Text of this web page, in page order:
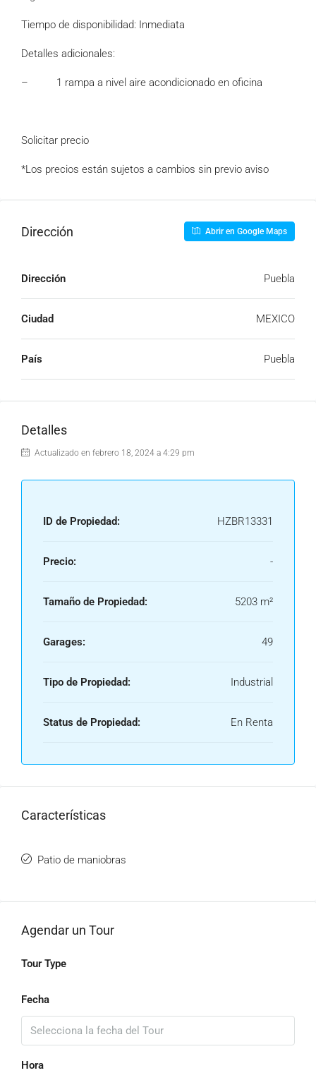
Tiempo de disponibilidad: Inmediata
Detalles adicionales:
– 1 rampa a nivel aire acondicionado en oficina
Solicitar precio
*Los precios están sujetos a cambios sin previo aviso
Dirección Abrir en Google Maps
Dirección Puebla
Ciudad MEXICO
País Puebla
Detalles
Actualizado en febrero 18, 2024 a 4:29 pm
ID de Propiedad: HZBR13331
Precio: -
Tamaño de Propiedad: 5203 m²
Garages: 49
Tipo de Propiedad: Industrial
Status de Propiedad: En Renta
Características
Patio de maniobras
Agendar un Tour
Tour Type
Fecha
Hora